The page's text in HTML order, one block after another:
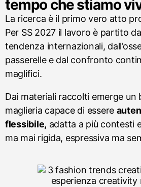
tempo che stiamo
La ricerca è il primo vero atto
Per SS 2027 il lavoro è partito
tendenza internazionali,
passerelle e dal confronto
maglifici.
Dai materiali raccolti emerge un
maglieria capace di essere
flessibile, adatta a più contesti
ma mai rigida, espressiva ma